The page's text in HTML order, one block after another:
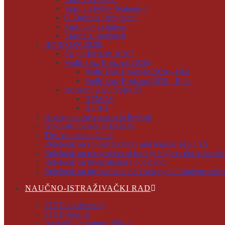
Erasmus Policy Statement
O Erasmus+ programu
Erasmus+ razmjena
Erasmus+ konkursi
HORIZON 2020
Šta je Horizont 2020?
Vodič kroz Horizont 2020
Vodič kroz Horizont 2020 – I dio
Vodič kroz Horizont 2020 – II dio
Horizont 2020 projekti
DEMOS
HUBIT
Undergraduate courses in English
Graduate courses in English
The Admission Guide
Rulebook on student mobility and transfer of ECTS
Rulebook on recognition of foreign higher education
Rulebook on International Cooperation
Rulebook on the international exchange of students and
NAUČNO-ISTRAŽIVAČKI RAD
STED konferencija
STED Journal
Izdavačka djelatnost PIM-a